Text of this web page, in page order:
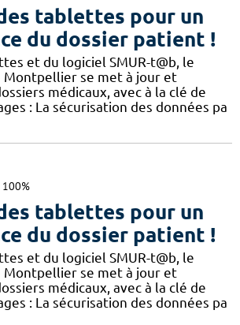
tablettes pour un
du dossier patient !
et du logiciel SMUR-t@b, le
Montpellier se met à jour et
médicaux, avec à la clé de
: ​​La sécurisation des données pa
100%
tablettes pour un
du dossier patient !
et du logiciel SMUR-t@b, le
Montpellier se met à jour et
médicaux, avec à la clé de
: ​​La sécurisation des données pa